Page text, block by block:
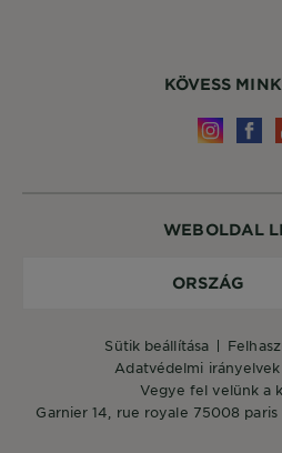
WEBOLDAL
sütik beállítása
adatvédelmi irányelvek
vegye fel velünk a
garnier 14, rue royale 75008
ORSZÁG
KÖVESS